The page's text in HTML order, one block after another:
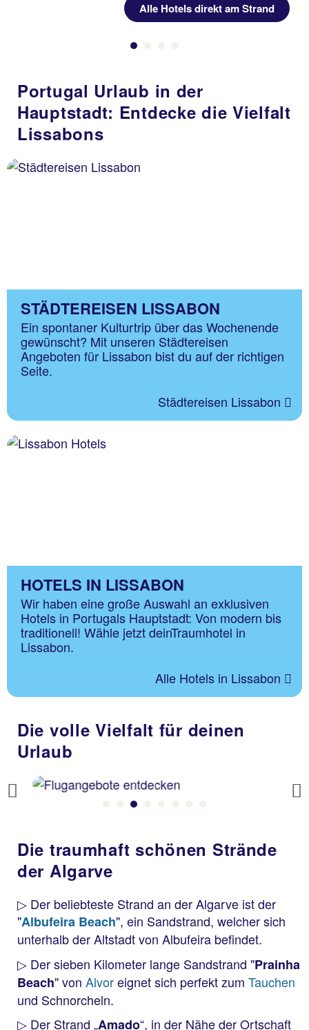
Alle Hotels direkt am Strand
Portugal Urlaub in der
Hauptstadt: Entdecke die Vielfalt
Lissabons
STÄDTEREISEN LISSABON
Ein spontaner Kulturtrip über das Wochenende
gewünscht? Mit unseren Städtereisen
Angeboten für Lissabon bist du auf der richtigen
Seite.
Städtereisen Lissabon
HOTELS IN LISSABON
Wir haben eine große Auswahl an exklusiven
Hotels in Portugals Hauptstadt: Von modern bis
traditionell! Wähle jetzt deinTraumhotel in
Lissabon.
Alle Hotels in Lissabon
Die volle Vielfalt für deinen
Urlaub
Previous
Die traumhaft schönen Strände
der Algarve
▷ Der beliebteste Strand an der Algarve ist der
"Albufeira Beach", ein Sandstrand, welcher sich
unterhalb der Altstadt von Albufeira befindet.
▷ Der sieben Kilometer lange Sandstrand "Prainha
Beach" von Alvoreignet sich perfekt zum Tauchen
und Schnorcheln.
▷ Der Strand „Amado“, in der Nähe der Ortschaft